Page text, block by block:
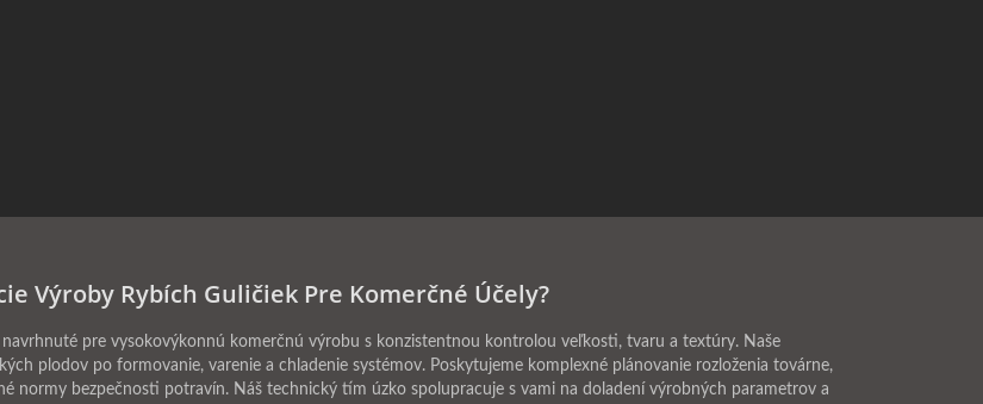
Výroby Rybích Guličiek Pre Komerčné Účely?
pre vysokovýkonnú komerčnú výrobu s konzistentnou kontrolou veľkosti, tvaru a textúry. Naše
plodov po formovanie, varenie a chladenie systémov. Poskytujeme komplexné plánovanie rozloženia továrne,
normy bezpečnosti potravín. Náš technický tím úzko spolupracuje s vami na doladení výrobných parametrov a